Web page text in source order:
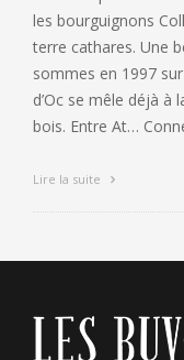
les bourguignons
terre cathares. Une
sommes en 1997
d’Oc se mêle déjà à
bois. Entre At…
Lire la suite